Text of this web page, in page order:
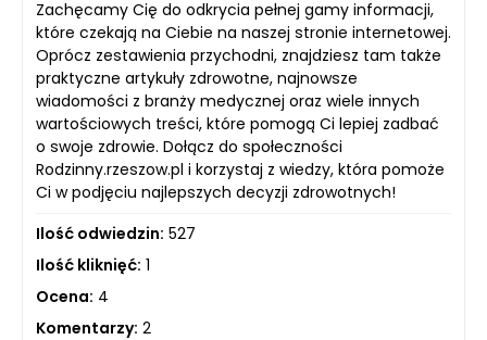
Zachęcamy Cię do odkrycia pełnej gamy informacji,
które czekają na Ciebie na naszej stronie internetowej.
Oprócz zestawienia przychodni, znajdziesz tam także
praktyczne artykuły zdrowotne, najnowsze
wiadomości z branży medycznej oraz wiele innych
wartościowych treści, które pomogą Ci lepiej zadbać
o swoje zdrowie. Dołącz do społeczności
Rodzinny.rzeszow.pl i korzystaj z wiedzy, która pomoże
Ci w podjęciu najlepszych decyzji zdrowotnych!
Ilość odwiedzin: 527
Ilość kliknięć: 1
Ocena: 4
Komentarzy: 2